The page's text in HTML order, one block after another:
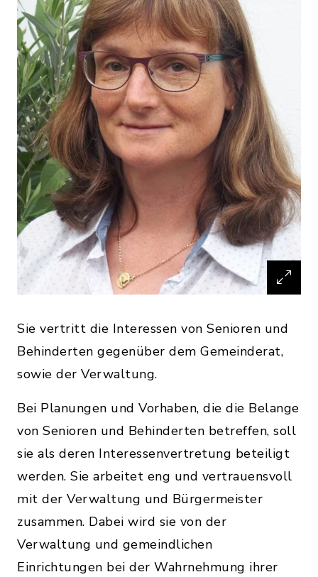
Sie vertritt die Interessen von Senioren und
Behinderten gegenüber dem Gemeinderat,
sowie der Verwaltung.
Bei Planungen und Vorhaben, die die Belange
von Senioren und Behinderten betreffen, soll
sie als deren Interessenvertretung beteiligt
werden. Sie arbeitet eng und vertrauensvoll
mit der Verwaltung und Bürgermeister
zusammen. Dabei wird sie von der
Verwaltung und gemeindlichen
Einrichtungen bei der Wahrnehmung ihrer